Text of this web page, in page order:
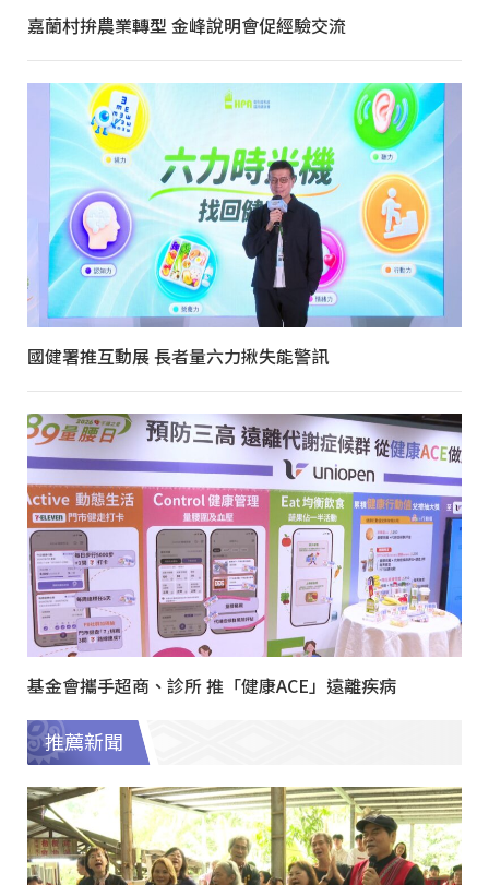
嘉蘭村拚農業轉型 金峰說明會促經驗交流
國健署推互動展 長者量六力揪失能警訊
基金會攜手超商、診所 推「健康ACE」遠離疾病
推薦新聞